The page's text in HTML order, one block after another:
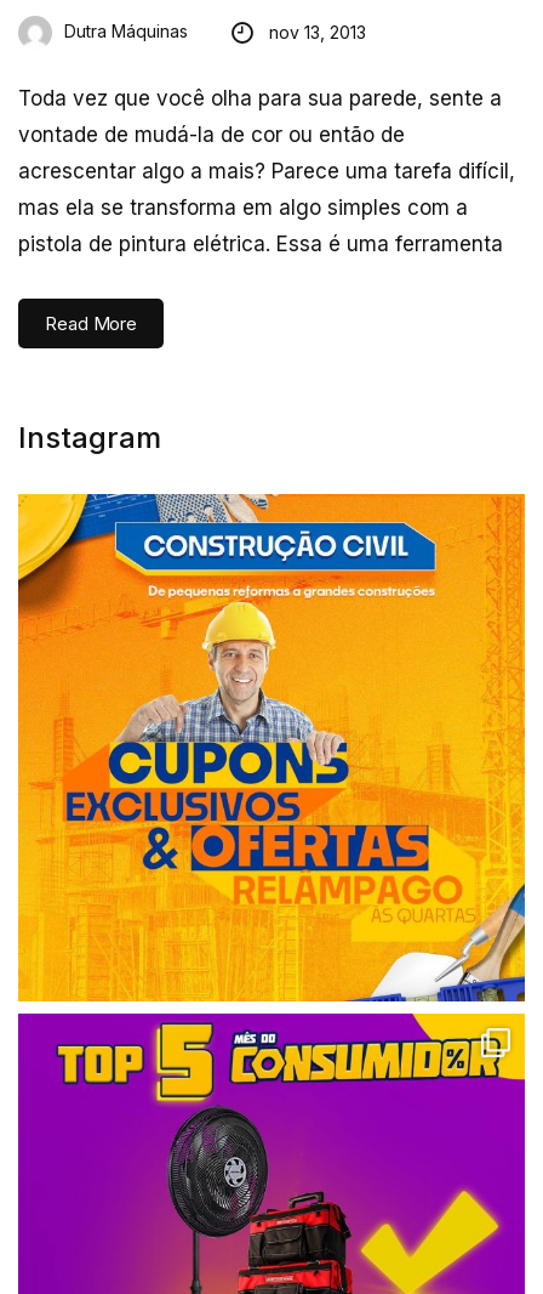
Dutra Máquinas nov 13, 2013
Toda vez que você olha para sua parede, sente a
vontade de mudá-la de cor ou então de
acrescentar algo a mais? Parece uma tarefa difícil,
mas ela se transforma em algo simples com a
pistola de pintura elétrica. Essa é uma ferramenta
Read More
Instagram